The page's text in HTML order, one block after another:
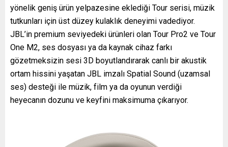
yönelik geniş ürün yelpazesine eklediği Tour serisi, müzik
tutkunları için üst düzey kulaklık deneyimi vadediyor.
JBL’in premium seviyedeki ürünleri olan Tour Pro2 ve Tour
One M2, ses dosyası ya da kaynak cihaz farkı
gözetmeksizin sesi 3D boyutlandırarak canlı bir akustik
ortam hissini yaşatan JBL imzalı Spatial Sound (uzamsal
ses) desteği ile müzik, film ya da oyunun verdiği
heyecanın dozunu ve keyfini maksimuma çıkarıyor.